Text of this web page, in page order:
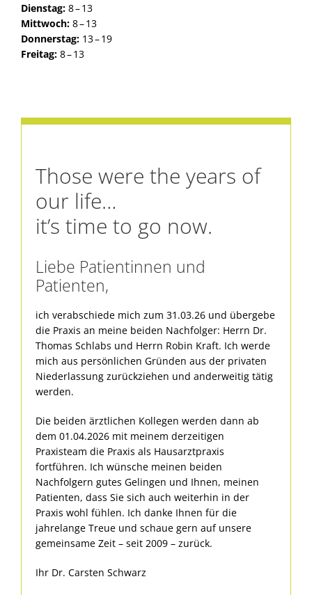
Dienstag: 8 – 13
Mittwoch:8 – 13
Donnerstag: 13 – 19
Freitag: 8 – 13
Those were the years of
our life…
it’s time to go now.
Liebe Patientinnen und
Patienten,
ich verabschiede mich zum 31.03.26 und übergebe
die Praxis an meine beiden Nachfolger: Herrn Dr.
Thomas Schlabs und Herrn Robin Kraft. Ich werde
mich aus persönlichen Gründen aus der privaten
Niederlassung zurückziehen und anderweitig tätig
werden.
Die beiden ärztlichen Kollegen werden dann ab
dem 01.04.2026 mit meinem derzeitigen
Praxisteam die Praxis als Hausarztpraxis
fortführen. Ich wünsche meinen beiden
Nachfolgern gutes Gelingen und Ihnen, meinen
Patienten, dass Sie sich auch weiterhin in der
Praxis wohl fühlen. Ich danke Ihnen für die
jahrelange Treue und schaue gern auf unsere
gemeinsame Zeit – seit 2009 – zurück.
Ihr Dr. Carsten Schwarz